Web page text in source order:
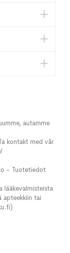
autamme
kontakt med vår
- Tuotetiedot
lääkevalmisteista
apteekkiin tai